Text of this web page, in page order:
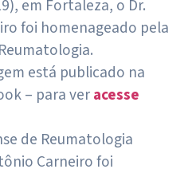
em Fortaleza, o Dr.
foi homenageado pela
está publicado na
– para veracesse
de Reumatologia
Carneiro foi